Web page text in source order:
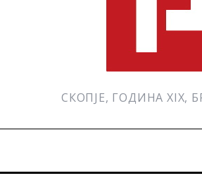
СКОПЈЕ, ГОДИНА XIX,